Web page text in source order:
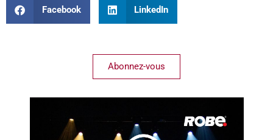
Facebook LinkedIn
Abonnez-vous